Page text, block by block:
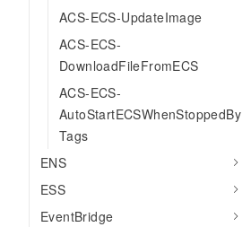
ACS-ECS-UpdateImage
ACS-ECS-
DownloadFileFromECS
ACS-ECS-
AutoStartECSWhenStoppedBy
Tags
ENS
ESS
EventBridge